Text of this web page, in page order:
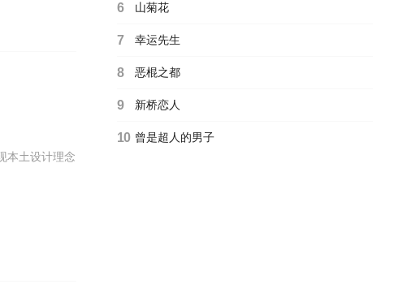
本土设计理念
6 山菊花
7 幸运先生
8 恶棍之都
9 新桥恋人
10 曾是超人的男子